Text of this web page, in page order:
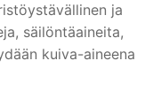
ja
säilöntäaineita,
kuiva-aineena